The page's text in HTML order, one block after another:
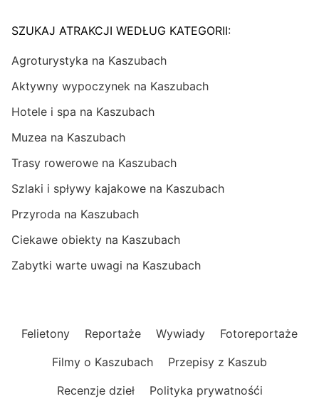
SZUKAJ ATRAKCJI WEDŁUG KATEGORII:
Agroturystyka na Kaszubach
Aktywny wypoczynek na Kaszubach
Hotele i spa na Kaszubach
Muzea na Kaszubach
Trasy rowerowe na Kaszubach
Szlaki i spływy kajakowe na Kaszubach
Przyroda na Kaszubach
Ciekawe obiekty na Kaszubach
Zabytki warte uwagi na Kaszubach
Felietony Reportaże Wywiady
Fotoreportaże
Filmy o Kaszubach
Przepisy z Kaszub
Recenzje dzieł
Polityka prywatnośći